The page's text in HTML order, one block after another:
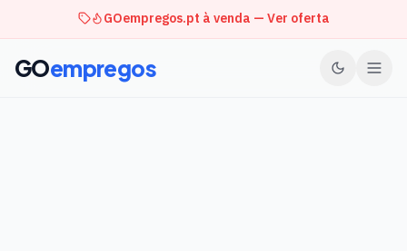
GOempregos.pt à venda — Ver oferta
GOempregos